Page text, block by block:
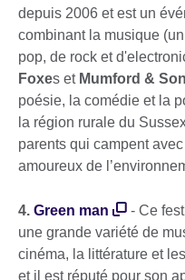
depuis 2006 et est un
combinant la musique
pop, de rock et
Foxes et Mumford &
poésie, la comédie et la
la région rurale du
parents qui campent
amoureux de
4. Green man
- Ce
une grande variété de
cinéma, la littérature et
et il est réputé pour son